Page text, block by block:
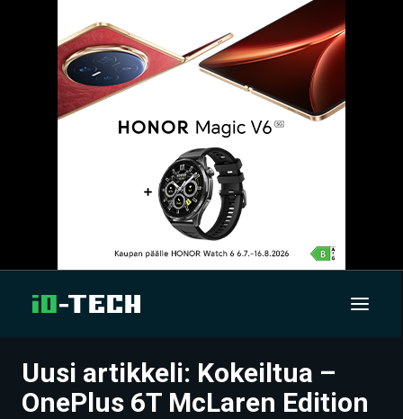
UUTISET
Uusi artikkeli: Kokeiltua –
OnePlus 6T McLaren Edition